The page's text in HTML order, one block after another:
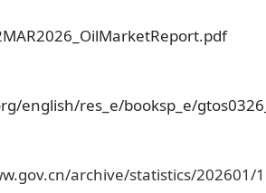
english/res_e/booksp_e/
archive/statistics/202601/